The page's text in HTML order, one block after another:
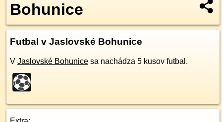
Bohunice
Futbal v Jaslovské Bohunice
V Jaslovské Bohunice sa nachádza 5 kusov futbal.